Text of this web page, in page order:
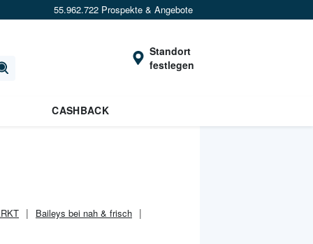
55.962.722 Prospekte & Angebote
Standort
festlegen
CASHBACK
Baileys bei nah & frisch